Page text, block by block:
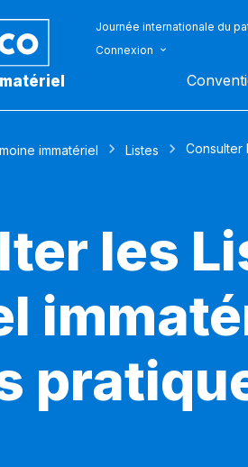
Journée internationale du
Connexion
immatériel Listes Consulter
les